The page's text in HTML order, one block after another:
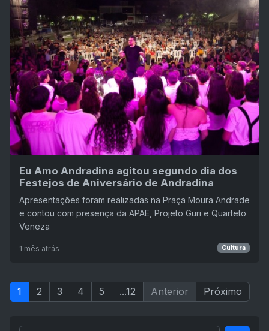
Eu Amo Andradina agitou segundo dia dos
Festejos de Aniversário de Andradina
Apresentações foram realizadas na Praça Moura Andrade
e contou com presença da APAE, Projeto Guri e Quarteto
Veneza
1 mês atrás Cultura
1 2 3 4 5 ...12 Anterior Próximo